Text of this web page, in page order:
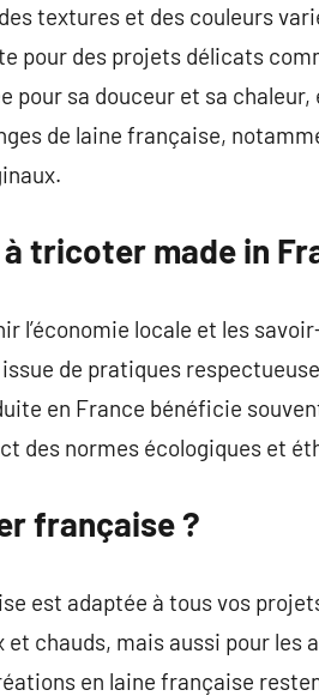
textures et des couleurs
pour des projets délicats
pour sa douceur et sa
de laine française,
tricoter made in
l’économie locale et les
de pratiques
en France bénéficie
des normes écologiques et
française ?
est adaptée à tous vos
chauds, mais aussi pour les
en laine française